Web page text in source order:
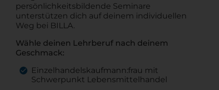
persönlichkeitsbildende Seminare
unterstützen dich auf deinem individuellen
Weg bei BILLA.
Wähle deinen Lehrberuf nach deinem
Geschmack:
Einzelhandelskaufmann:frau mit
Schwerpunkt Lebensmittelhandel